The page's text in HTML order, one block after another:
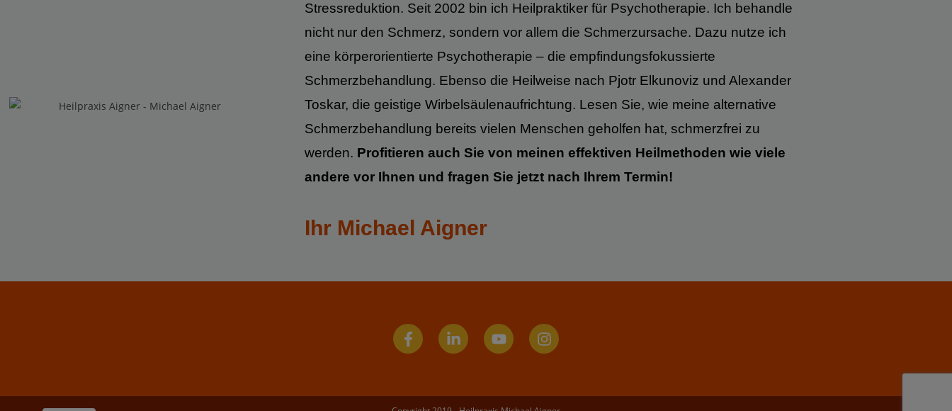
Stressreduktion. Seit 2002 bin ich Heilpraktiker für Psychotherapie. Ich behandle
nicht nur den Schmerz, sondern vor allem die Schmerzursache. Dazu nutze ich
eine körperorientierte Psychotherapie – die empfindungsfokussierte
Schmerzbehandlung. Ebenso die Heilweise nach Pjotr Elkunoviz und Alexander
Toskar, die geistige Wirbelsäulenaufrichtung. Lesen Sie, wie meine alternative
Schmerzbehandlung bereits vielen Menschen geholfen hat, schmerzfrei zu
werden. Profitieren auch Sie von meinen effektiven Heilmethoden wie viele
andere vor Ihnen und fragen Sie jetzt nach Ihrem Termin!
Ihr Michael Aigner